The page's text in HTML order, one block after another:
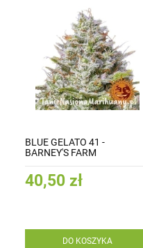
BLUE GELATO 41 -
BARNEY'S FARM
40,50 zł
DO KOSZYKA